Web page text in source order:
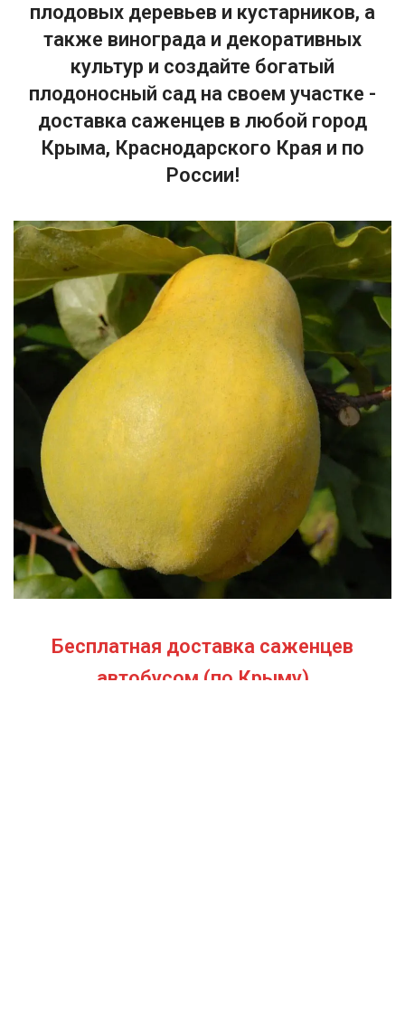
плодовых деревьев и кустарников, а
также винограда и декоративных
культур и создайте богатый
плодоносный сад на своем участке -
доставка саженцев в любой город
Крыма, Краснодарского Края и по
России!
Бесплатная доставка саженцев
автобусом (по Крыму)